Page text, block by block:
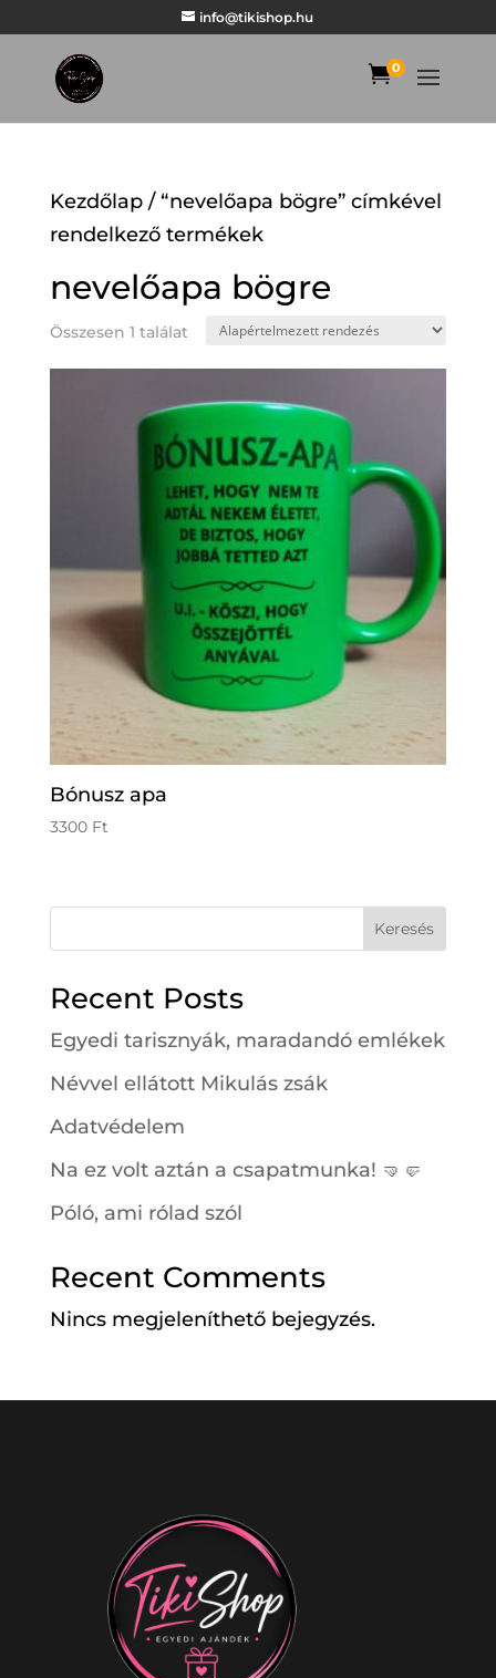
info@tikishop.hu
0
Kezdőlap/ “nevelőapa bögre” címkével
rendelkező termékek
nevelőapa bögre
Összesen 1 találat
Bónusz apa
3300 Ft
Keresés
Recent Posts
Egyedi tarisznyák, maradandó emlékek
Névvel ellátott Mikulás zsák
Adatvédelem
Na ez volt aztán a csapatmunka! 🤜🤛
Póló, ami rólad szól
Recent Comments
Nincs megjeleníthető bejegyzés.